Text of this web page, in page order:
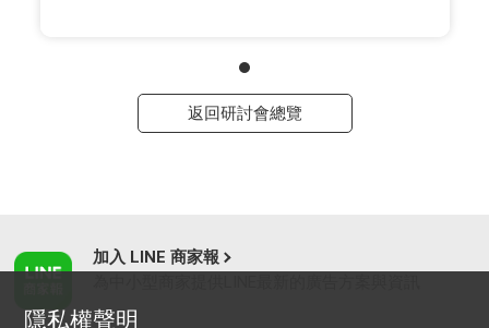
返回研討會總覽
加入 LINE 商家報
隱私權聲明